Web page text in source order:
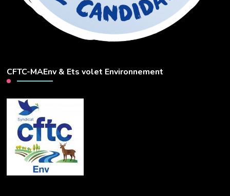
CFTC-MAEnv & Ets volet Environnement